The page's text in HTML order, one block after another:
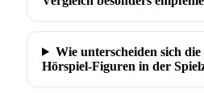
Wie unterscheiden sich
Hörspiel-Figuren in der